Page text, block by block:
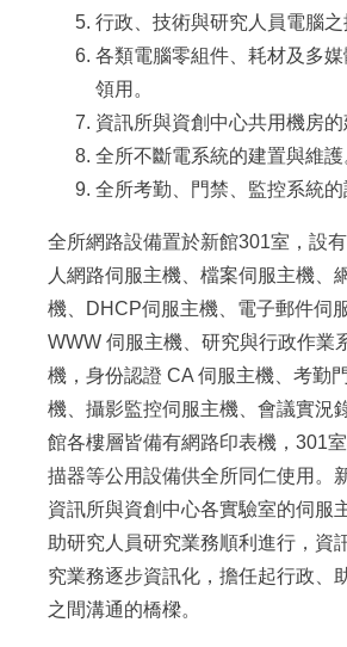
行政、技術與研究人員電腦之
各類電腦零組件、耗材及多媒
領用。
資訊所與資創中心共用機房的
全所不斷電系統的建置與維護
全所考勤、門禁、監控系統的
全所網路設備置於新館301室，設
人網路伺服主機、檔案伺服主機、
機、DHCP伺服主機、電子郵件伺
WWW 伺服主機、研究與行政作業
機，身份認證 CA 伺服主機、考勤
機、攝影監控伺服主機、會議實況
館各樓層皆備有網路印表機，301
描器等公用設備供全所同仁使用。
資訊所與資創中心各實驗室的伺服
助研究人員研究業務順利進行，資
究業務逐步資訊化，擔任起行政、
之間溝通的橋樑。